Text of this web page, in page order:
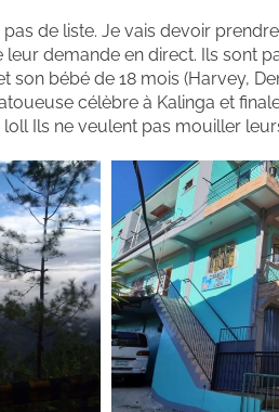
pas de liste. Je vais devoir
demande en direct. Ils sont
son bébé de 18 mois (Harvey,
célèbre à Kalinga et
Ils ne veulent pas mouiller